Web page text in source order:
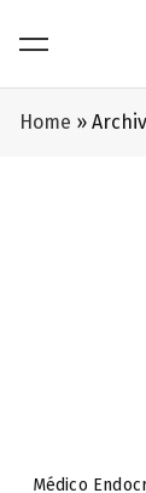
Home »
Médico